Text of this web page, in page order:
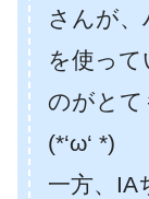
さんが
を使っ
のがとて
(*‘ω‘ *)
一方、IA